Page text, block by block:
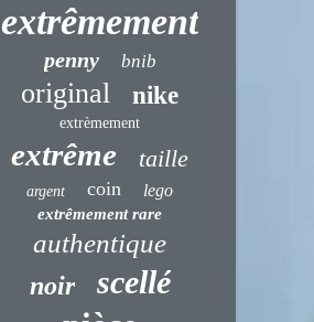
extrêmement
penny bnib
original nike
extrèmement
extrême taille
argent coin lego
extrêmement rare
authentique
noir scellé